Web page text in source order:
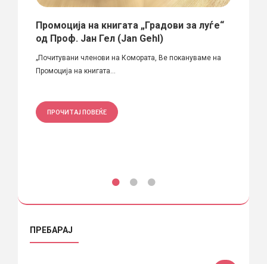
Промоција на книгата „Градови за луѓе“
од Проф. Јан Гел (Jan Gehl)
„Почитувани членови на Комората, Ве покануваме на
Промоција на книгата...
ПРОЧИТАЈ ПОВЕЌЕ
ПРЕБАРАЈ